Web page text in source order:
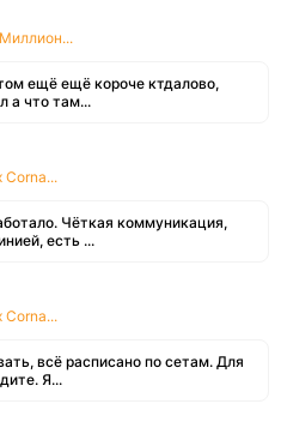
ещё ещё короче ктдалово,
а что там...
Corna...
Чёткая коммуникация,
есть ...
Corna...
всё расписано по сетам. Для
Я...